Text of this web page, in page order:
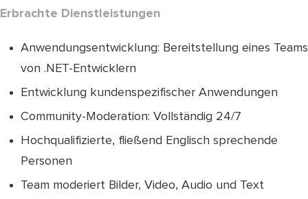
Erbrachte Dienstleistungen
Anwendungsentwicklung: Bereitstellung eines Teams
von .NET-Entwicklern
Entwicklung kundenspezifischer Anwendungen
Community-Moderation: Vollständig 24/7
Hochqualifizierte, fließend Englisch sprechende
Personen
Team moderiert Bilder, Video, Audio und Text